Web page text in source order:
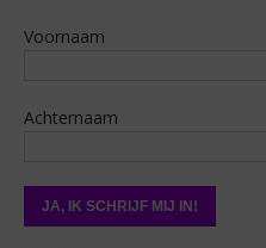
Voornaam
Achternaam